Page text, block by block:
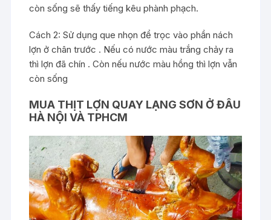
còn sống sẽ thấy tiếng kêu phành phạch.
Cách 2: Sử dụng que nhọn để trọc vào phần nách
lợn ở chân trước . Nếu có nước màu trắng chảy ra
thì lợn đã chín . Còn nếu nước màu hồng thì lợn vẫn
còn sống
MUA THỊT LỢN QUAY LẠNG SƠN Ở ĐÂU
HÀ NỘI VÀ TPHCM